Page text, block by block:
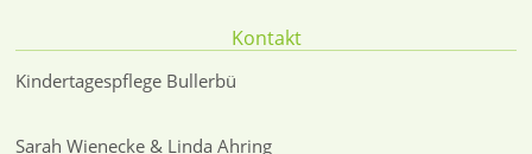
Kontakt
Kindertagespflege Bullerbü
Sarah Wienecke & Linda Ahring